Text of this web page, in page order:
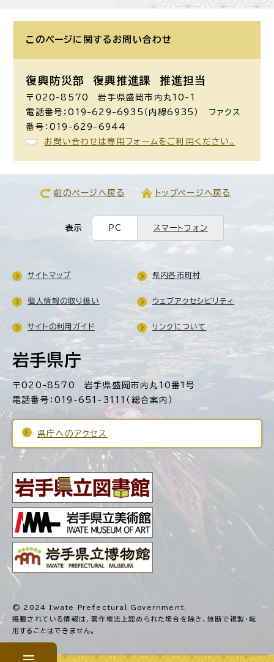
このページに関する お問い合わせ
復興防災部 復興推進課 推進担当
〒020-8570 岩手県盛岡市内丸10-1
電話番号：019-629-6935（内線6935） ファクス
番号：019-629-6944
お問い合わせは専用フォームをご利用ください。
前のページへ戻る トップページへ戻る
表示 PC スマートフォン
岩手県庁
〒020-8570 岩手県盛岡市内丸10番1号
電話番号：019-651-3111（総合案内）
県庁へのアクセス
サイトマップ 県内各市町村
個人情報の取り扱い ウェブアクセシビリティ
サイトの利用ガイド リンクについて
© 2024 Iwate Prefectural Government.
掲載されている情報は、著作権法上認められた場合を除き、無断で複製・転
用することはできません。